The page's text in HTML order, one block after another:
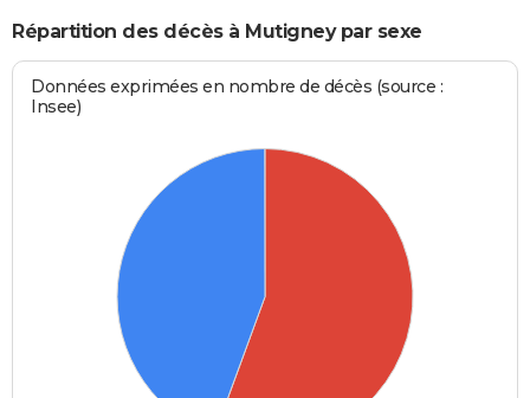
Répartition des décès à Mutigney par sexe
Données exprimées en nombre de décès (source :
Insee)